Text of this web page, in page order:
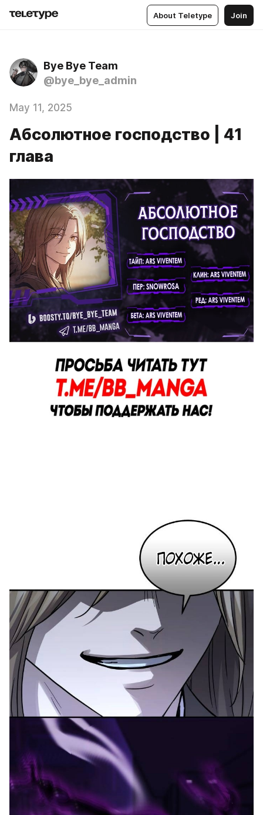
About Teletype Join
Bye Bye Team
@bye_bye_admin
May 11, 2025
Абсолютное господство | 41
глава